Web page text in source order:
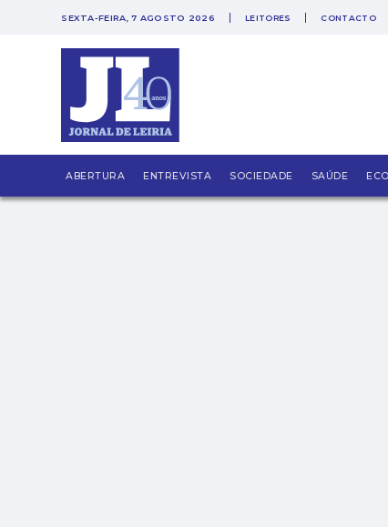
SEXTA-FEIRA, 7 AGOSTO 2026 LEITORES CONTACTO
ABERTURA ENTREVISTA SOCIEDADE SAÚDE
Somos todos migrantes